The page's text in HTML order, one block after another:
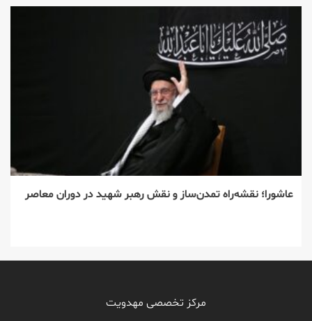
عاشورا؛ نقشه‌راه تمدن‌ساز و نقش رهبر شهید در دوران معاصر
مرکز تخصصی مهدویت